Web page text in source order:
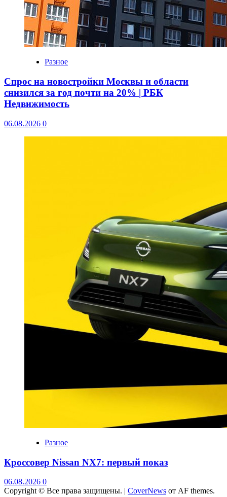
Разное
Спрос на новостройки Москвы и области
снизился за год почти на 20% | РБК
Недвижимость
06.08.2026 0
Разное
Кроссовер Nissan NX7: первый показ
06.08.2026 0
Copyright © Все права защищены. | CoverNews от AF themes.